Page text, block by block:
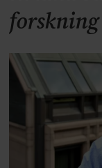
forskning